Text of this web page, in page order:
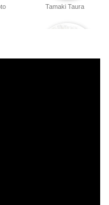
Tamaki Taura